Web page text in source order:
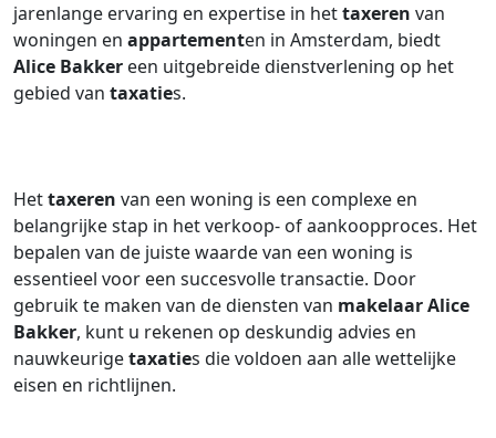
jarenlange ervaring en expertise in hettaxeren van
woningen en appartementen in Amsterdam, biedt
Alice Bakker een uitgebreide dienstverlening op het
gebied van taxaties.
Hettaxeren van een woning is een complexe en
belangrijke stap in het verkoop- of aankoopproces. Het
bepalen van de juiste waarde van een woning is
essentieel voor een succesvolle transactie. Door
gebruik te maken van de diensten van makelaarAlice
Bakker, kunt u rekenen op deskundig advies en
nauwkeurigetaxaties die voldoen aan alle wettelijke
eisen en richtlijnen.